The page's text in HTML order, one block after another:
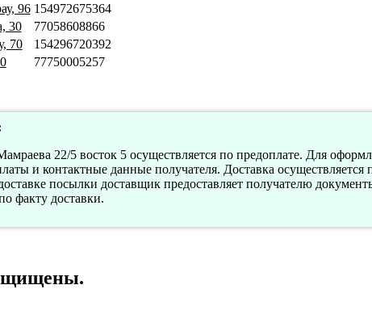
96 154972675364
30
77058608866
70
154296720392
77750005257
22/5 восток 5 осуществляется по предоплате. Для
и контактные данные получателя. Доставка осуществляется
посылки доставщик предоставляет получателю
факту доставки.